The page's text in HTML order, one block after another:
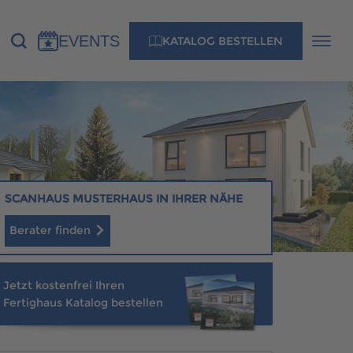
EVENTS KATALOG BESTELLEN
MUSTERHAUS FINDEN
MUSTERHAUS FINDEN
SCANHAUS MUSTERHAUS IN IHRER NÄHE
Berater finden
Jetzt kostenfrei Ihren
Fertighaus Katalog bestellen